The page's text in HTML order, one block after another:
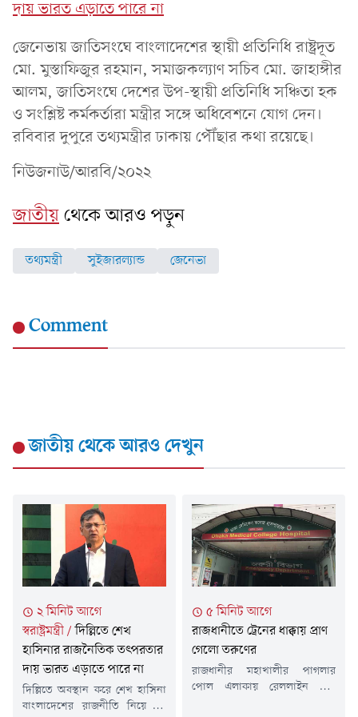
দায় ভারত এড়াতে পারে না
জেনেভায় জাতিসংঘে বাংলাদেশের স্থায়ী প্রতিনিধি রাষ্ট্রদূত
মো. মুস্তাফিজুর রহমান, সমাজকল্যাণ সচিব মো. জাহাঙ্গীর
আলম, জাতিসংঘে দেশের উপ-স্থায়ী প্রতিনিধি সঞ্চিতা হক
ও সংশ্লিষ্ট কর্মকর্তারা মন্ত্রীর সঙ্গে অধিবেশনে যোগ দেন।
রবিবার দুপুরে তথ্যমন্ত্রীর ঢাকায় পৌঁছার কথা রয়েছে।
নিউজনাউ/আরবি/২০২২
জাতীয়থেকে আরও পড়ুন
তথ্যমন্ত্রী সুইজারল্যান্ড জেনেভা
Comment
জাতীয়থেকে আরও দেখুন
২ মিনিট আগে
স্বরাষ্ট্রমন্ত্রী/দিল্লিতে শেখ
হাসিনার রাজনৈতিক তৎপরতার
দায় ভারত এড়াতে পারে না
দিল্লিতে অবস্থান করে শেখ হাসিনা
বাংলাদেশের রাজনীতি নিয়ে যে
৫ মিনিট আগে
রাজধানীতে ট্রেনের ধাক্কায় প্রাণ
গেলো তরুণের
রাজধানীর মহাখালীর পাগলার
পোল এলাকায় রেললাইন পার